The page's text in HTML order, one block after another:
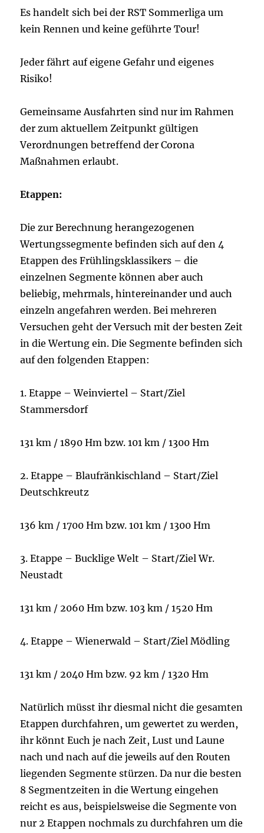
Es handelt sich bei der RST Sommerliga um
kein Rennen und keine geführte Tour!
Jeder fährt auf eigene Gefahr und eigenes
Risiko!
Gemeinsame Ausfahrten sind nur im Rahmen
der zum aktuellem Zeitpunkt gültigen
Verordnungen betreffend der Corona
Maßnahmen erlaubt.
Etappen:
Die zur Berechnung herangezogenen
Wertungssegmente befinden sich auf den 4
Etappen des Frühlingsklassikers – die
einzelnen Segmente können aber auch
beliebig, mehrmals, hintereinander und auch
einzeln angefahren werden. Bei mehreren
Versuchen geht der Versuch mit der besten Zeit
in die Wertung ein. Die Segmente befinden sich
auf den folgenden Etappen:
1. Etappe – Weinviertel – Start/Ziel
Stammersdorf
131 km / 1890 Hm bzw. 101 km / 1300 Hm
2. Etappe – Blaufränkischland – Start/Ziel
Deutschkreutz
136 km / 1700 Hm bzw. 101 km / 1300 Hm
3. Etappe – Bucklige Welt – Start/Ziel Wr.
Neustadt
131 km / 2060 Hm bzw. 103 km / 1520 Hm
4. Etappe – Wienerwald – Start/Ziel Mödling
131 km / 2040 Hm bzw. 92 km / 1320 Hm
Natürlich müsst ihr diesmal nicht die gesamten
Etappen durchfahren, um gewertet zu werden,
ihr könnt Euch je nach Zeit, Lust und Laune
nach und nach auf die jeweils auf den Routen
liegenden Segmente stürzen. Da nur die besten
8 Segmentzeiten in die Wertung eingehen
reicht es aus, beispielsweise die Segmente von
nur 2 Etappen nochmals zu durchfahren um die